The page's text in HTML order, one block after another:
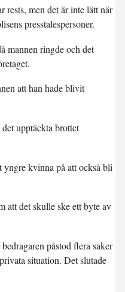
rests, men det är inte lätt när
presstalespersoner.
mannen ringde och det
att han hade blivit
upptäckta brottet
yngre kvinna på att också bli
att det skulle ske ett byte av
påstod flera saker
situation. Det slutade